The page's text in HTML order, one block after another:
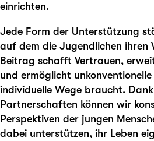
einrichten.
Jede Form der Unterstützung
auf dem die Jugendlichen ihren
Beitrag schafft Vertrauen,
und ermöglicht
individuelle Wege braucht.
Partnerschaften können wir
Perspektiven der jungen
dabei unterstützen, ihr Leben